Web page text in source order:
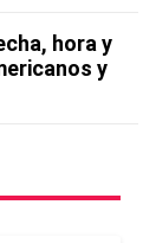
hora y
y